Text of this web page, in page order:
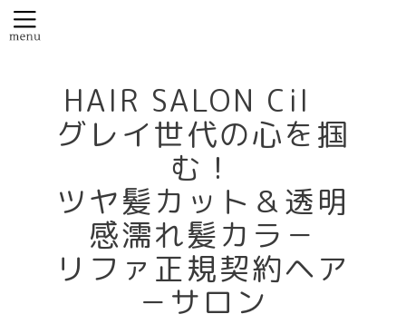
HAIR SALON Cil
グレイ世代の心を掴
む！
ツヤ髪カット＆透明
感濡れ髪カラ－
リファ正規契約ヘア
－サロン